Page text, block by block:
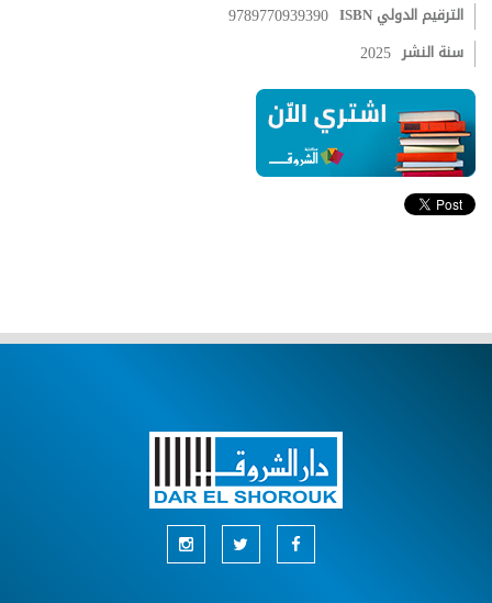
الترقيم الدولي ISBN 9789770939390
سنة النشر 2025